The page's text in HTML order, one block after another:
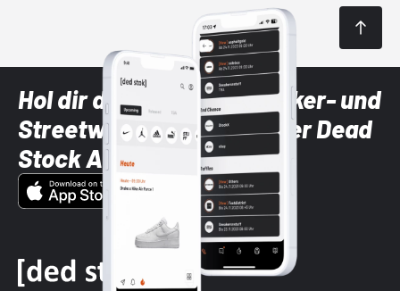
Hol dir die neuesten Sneaker- und
Streetwear-Brands mit der Dead
Stock App